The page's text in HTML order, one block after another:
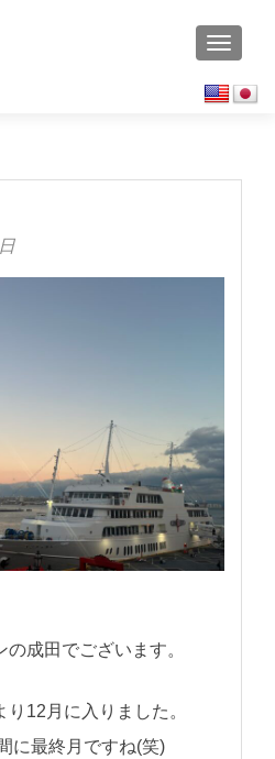
成田でございます。
12月に入りました。
に最終月ですね(笑)